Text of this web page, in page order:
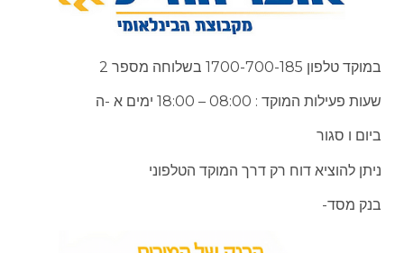
במוקד טלפון 1700-700-185 בשלוחה מספר 2
שעות פעילות המוקד : 08:00 – 18:00 ימים א -ה
ביום ו סגור
ניתן להוציא דוח רק דרך המוקד הטלפוני
בנק מסד-